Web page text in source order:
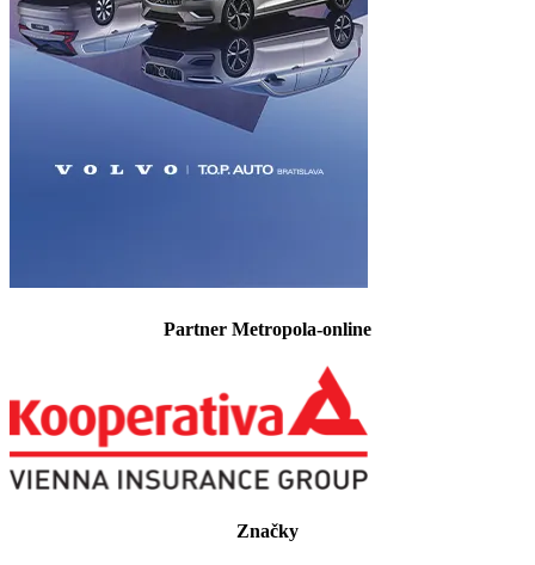
Partner Metropola-online
Značky